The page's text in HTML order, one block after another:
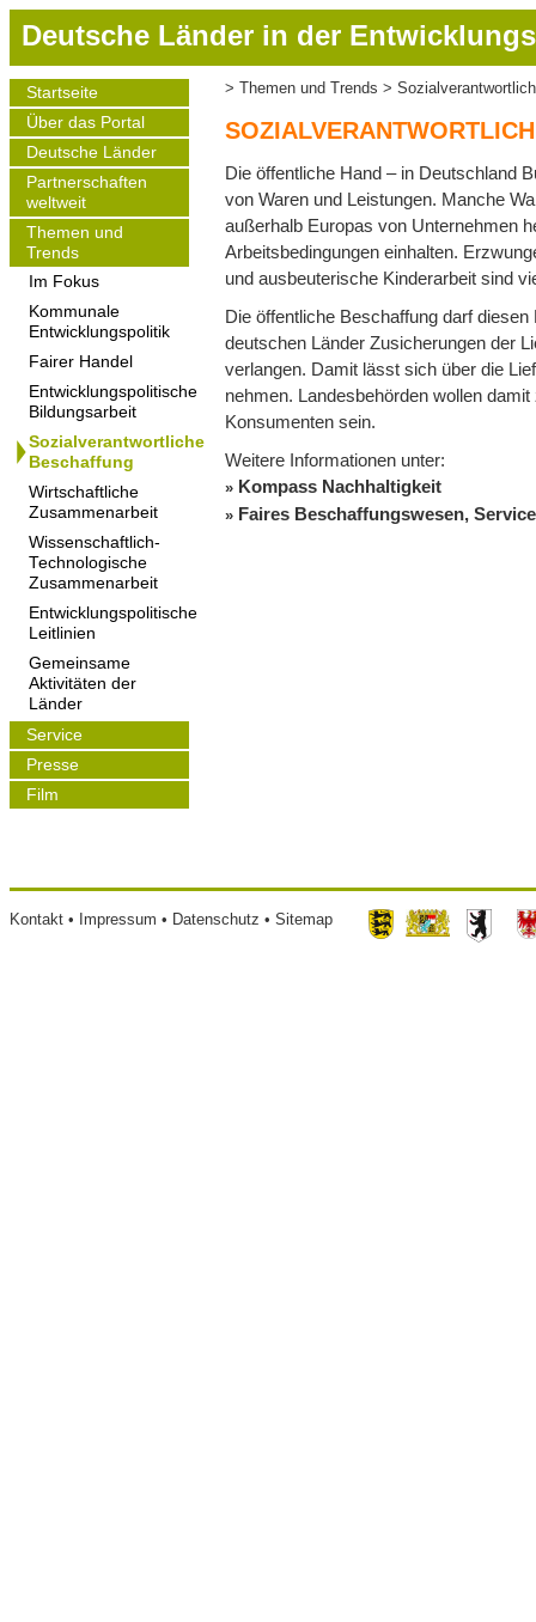
r
Deutsche Länder in der
Main
navigation
Startseite
Über das Portal
Deutsche Länder
Partnerschaften
weltweit
Themen und
Trends
Im Fokus
Kommunale
Entwicklungspolitik
Fairer Handel
Entwicklungspolitische
Bildungsarbeit
Sozialverantwortliche
Beschaffung
Wirtschaftliche
Zusammenarbeit
Wissenschaftlich-
Technologische
Zusammenarbeit
Entwicklungspolitische
Leitlinien
Gemeinsame
Aktivitäten der
Länder
Service
Presse
Film
Themen und Trends
Die öffentliche Hand – in Deutschland
von Waren und Leistungen. Manche
außerhalb Europas von Unternehmen
Arbeitsbedingungen einhalten.
und ausbeuterische Kinderarbeit sind
Die öffentliche Beschaffung darf
deutschen Länder Zusicherungen der
verlangen. Damit lässt sich über die
nehmen. Landesbehörden wollen
Konsumenten sein.
Weitere Informationen unter:
Kompass Nachhaltigkeit
Faires Beschaffungswesen,
Footer
Kontakt Impressum Datenschutz Sitemap